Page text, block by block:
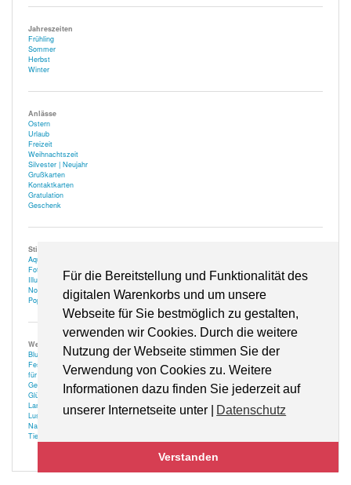
Für die Bereitstellung und Funktionalität des
digitalen Warenkorbs und um unsere
Webseite für Sie bestmöglich zu gestalten,
verwenden wir Cookies. Durch die weitere
Nutzung der Webseite stimmen Sie der
Verwendung von Cookies zu. Weitere
Informationen dazu finden Sie jederzeit auf
unserer Internetseite unter |
Datenschutz
Verstanden
Jahreszeiten
Frühling
Sommer
Herbst
Winter
Anlässe
Ostern
Urlaub
Freizeit
Weihnachtszeit
Silvester | Neujahr
Grußkarten
Kontaktkarten
Gratulation
Geschenk
Stile
Aquarell
Fotografie
Illustration | Zeichnung
Nostalgie
Popart
Weitere
Blumen
Festlich
für Optiker
Gehör
Glücksbringer
Landschaft
Lustiges
Natur
Tiere